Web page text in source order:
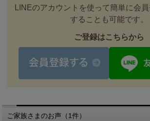
LINEのアカウントを使って簡単に会
することも可能です。
ご登録はこちらから
ご家族さまのお声（1件）